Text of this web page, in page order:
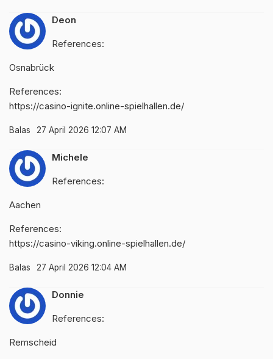
Deon
References:
Osnabrück
References:
https://casino-ignite.online-spielhallen.de/
Balas 27 April 2026 12:07 AM
Michele
References:
Aachen
References:
https://casino-viking.online-spielhallen.de/
Balas 27 April 2026 12:04 AM
Donnie
References:
Remscheid